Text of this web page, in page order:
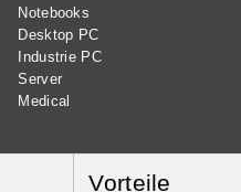
Notebooks
Desktop PC
Industrie PC
Server
Medical
Vorteile